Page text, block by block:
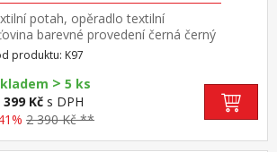
potah, opěradlo textilní
barevné provedení černá černý
kříž a područky výška sedu 44-54
houpací mechanismus výklopné područky
opěrka hlavy výsuvná o 4 cm
produktu: K97
> 5 ks
399 Kč s DPH
2 390 Kč **